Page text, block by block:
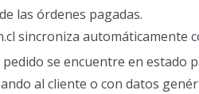
las órdenes pagadas.
sincroniza automáticamente
se encuentre en estado
al cliente o con datos